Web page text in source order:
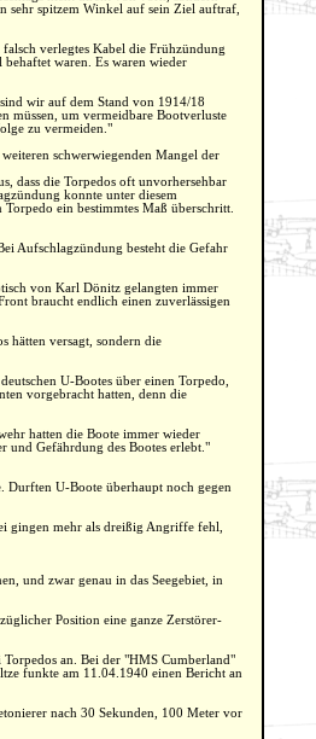
sehr spitzem Winkel auf sein Ziel auftraf,
verlegtes Kabel die Frühzündung
waren. Es waren wieder
wir auf dem Stand von 1914/18
müssen, um vermeidbare Bootverluste
zu vermeiden."
schwerwiegenden Mangel der
dass die Torpedos oft unvorhersehbar
konnte unter diesem
ein bestimmtes Maß überschritt.
Aufschlagzündung besteht die Gefahr
von Karl Dönitz gelangten immer
braucht endlich einen zuverlässigen
hätten versagt, sondern die
U-Bootes über einen Torpedo,
vorgebracht hatten, denn die
hatten die Boote immer wieder
und Gefährdung des Bootes erlebt."
Durften U-Boote überhaupt noch gegen
gingen mehr als dreißig Angriffe fehl,
und zwar genau in das Seegebiet, in
Position eine ganze Zerstörer-
an. Bei der "HMS Cumberland"
funkte am 11.04.1940 einen Bericht an
nach 30 Sekunden, 100 Meter vor